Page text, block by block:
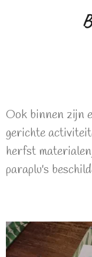
Ook binnen zijn
gerichte
herfst
paraplu's